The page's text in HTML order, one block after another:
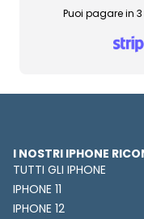
Puoi pagare in
I NOSTRI IPHONE
TUTTI GLI IPHONE
IPHONE 11
IPHONE 12